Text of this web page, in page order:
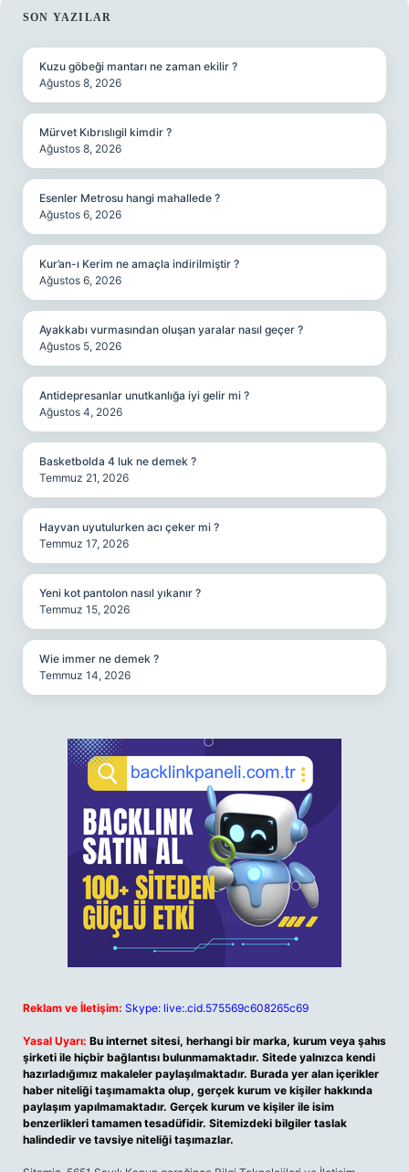
SIDEBAR
SON YAZILAR
Kuzu göbeği mantarı ne zaman ekilir ?
Ağustos 8, 2026
Mürvet Kıbrıslıgil kimdir ?
Ağustos 8, 2026
Esenler Metrosu hangi mahallede ?
Ağustos 6, 2026
Kur’an-ı Kerim ne amaçla indirilmiştir ?
Ağustos 6, 2026
Ayakkabı vurmasından oluşan yaralar nasıl geçer ?
Ağustos 5, 2026
Antidepresanlar unutkanlığa iyi gelir mi ?
Ağustos 4, 2026
Basketbolda 4 luk ne demek ?
Temmuz 21, 2026
Hayvan uyutulurken acı çeker mi ?
Temmuz 17, 2026
Yeni kot pantolon nasıl yıkanır ?
Temmuz 15, 2026
Wie immer ne demek ?
Temmuz 14, 2026
Reklam ve İletişim: Skype: live:.cid.575569c608265c69
Yasal Uyarı: Bu internet sitesi, herhangi bir marka, kurum veya şahıs
şirketi ile hiçbir bağlantısı bulunmamaktadır. Sitede yalnızca kendi
hazırladığımız makaleler paylaşılmaktadır. Burada yer alan içerikler
haber niteliği taşımamakta olup, gerçek kurum ve kişiler hakkında
paylaşım yapılmamaktadır. Gerçek kurum ve kişiler ile isim
benzerlikleri tamamen tesadüfidir. Sitemizdeki bilgiler taslak
halindedir ve tavsiye niteliği taşımazlar.